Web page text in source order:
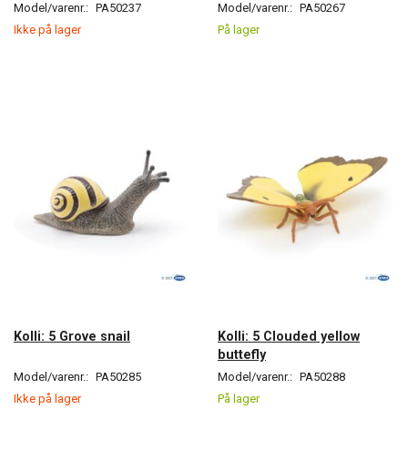
Model/varenr.: PA50237
Ikke på lager
Model/varenr.: PA50267
På lager
Kolli: 5 Grove snail
Model/varenr.: PA50285
Ikke på lager
Kolli: 5 Clouded yellow
buttefly
Model/varenr.: PA50288
På lager